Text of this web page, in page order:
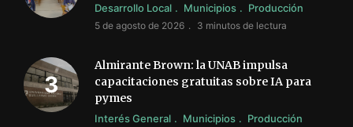
Desarrollo Local Municipios Producción
5 de agosto de 2026 3 minutos de lectura
Almirante Brown: la UNAB impulsa
capacitaciones gratuitas sobre IA para
pymes
Interés General Municipios Producción